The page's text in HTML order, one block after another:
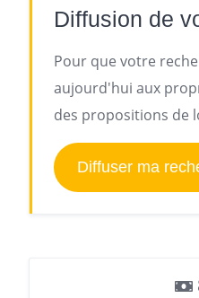
Diffusion de
Pour que votre
aujourd'hui aux
des propositions de
Diffuser ma